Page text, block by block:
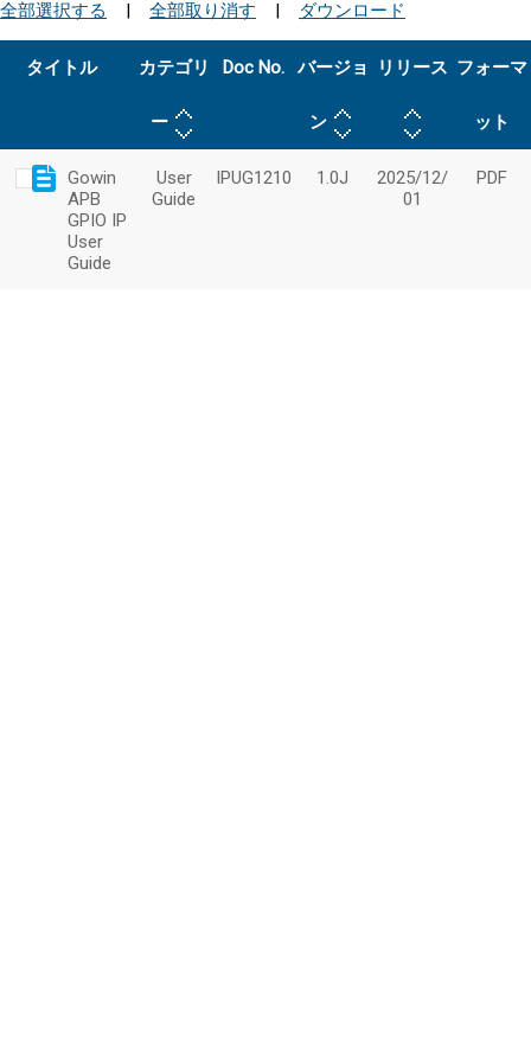
全部選択する | 全部取り消す | ダウンロード
タイトル カテゴリ
ー
Doc No. バージョ
ン
リリース フォーマ
ット
Gowin
APB
GPIO IP
User
Guide
User
Guide
IPUG1210 1.0J
2025/12/
01
PDF